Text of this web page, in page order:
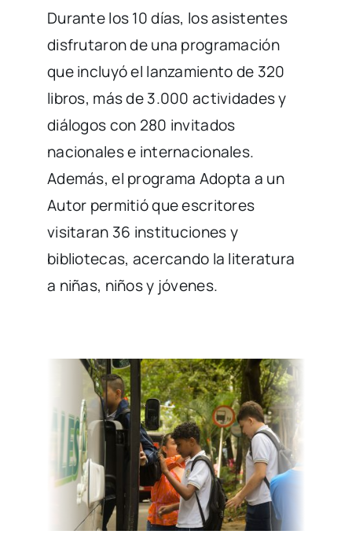
Durante los 10 días, los asistentes
disfrutaron de una programación
que incluyó el lanzamiento de 320
libros, más de 3.000 actividades y
diálogos con 280 invitados
nacionales e internacionales.
Además, el programa Adopta a un
Autor permitió que escritores
visitaran 36 instituciones y
bibliotecas, acercando la literatura
a niñas, niños y jóvenes.